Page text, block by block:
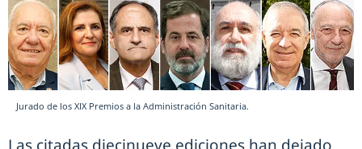
Jurado de los XIX Premios a la Administración Sanitaria.
Las citadas diecinueve ediciones han dejado